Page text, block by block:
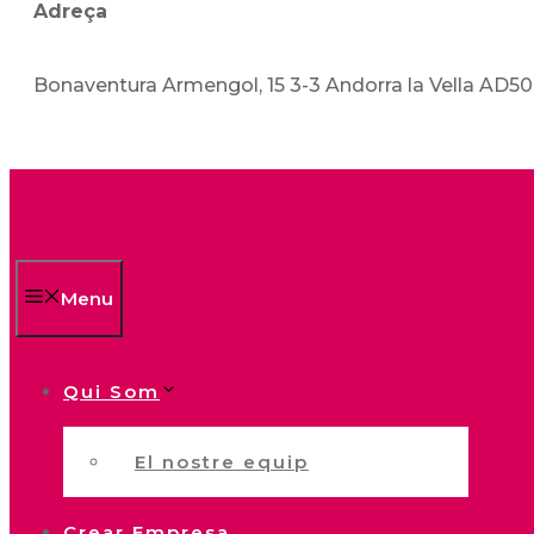
Adreça
Bonaventura Armengol, 15 3-3 Andorra la Vella
Menu
Qui Som
El nostre equip